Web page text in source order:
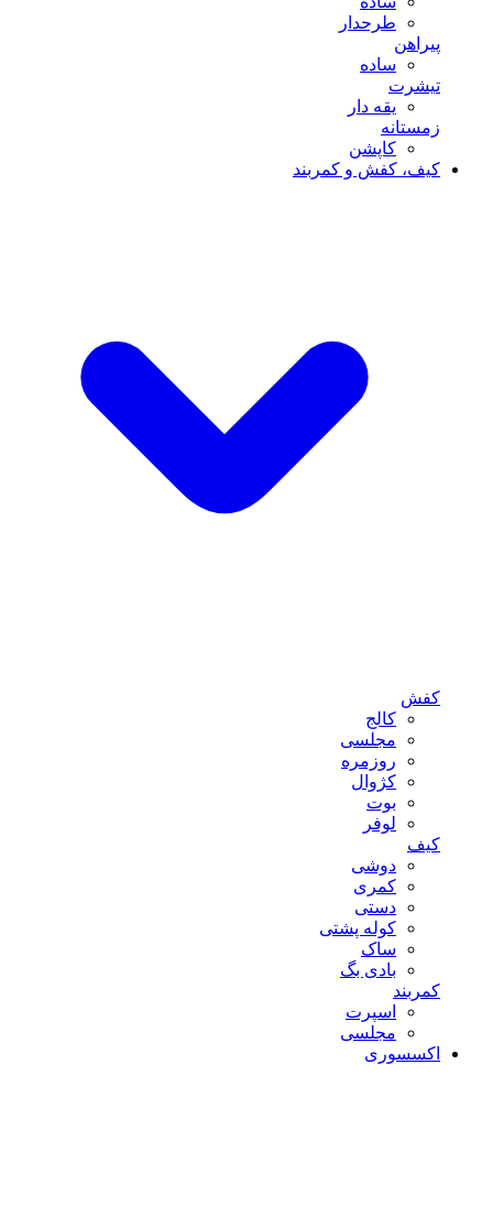
طرحدار
پیراهن
ساده
تیشرت
یقه دار
زمستانه
کاپشن
کیف، کفش و کمربند
کفش
کالج
مجلسی
روزمره
کژوال
بوت
لوفر
کیف
دوشی
کمری
دستی
کوله پشتی
ساک
بادی بگ
کمربند
اسپرت
مجلسی
اکسسوری